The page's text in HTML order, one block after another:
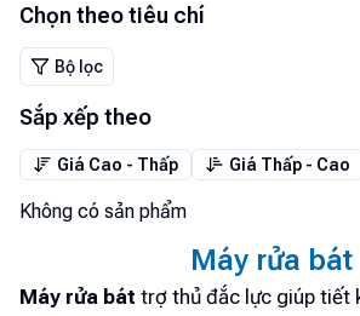
Chọn theo tiêu chí
Bộ lọc
Sắp xếp theo
Giá Cao - Thấp Giá Thấp - Cao
Không có sản phẩm
Máy rửa bát
Máy rửa bát trợ thủ đắc lực giúp tiết